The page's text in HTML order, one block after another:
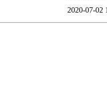
2020-07-02